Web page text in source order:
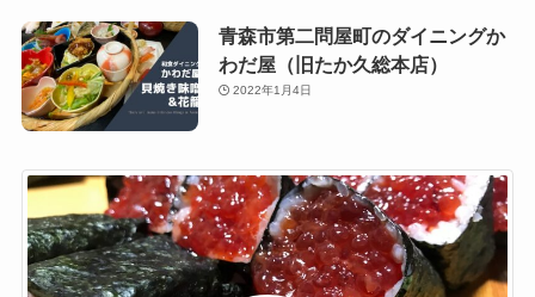
青森市第二問屋町のダイニングか
わだ屋（旧たか久総本店）
2022年1月4日